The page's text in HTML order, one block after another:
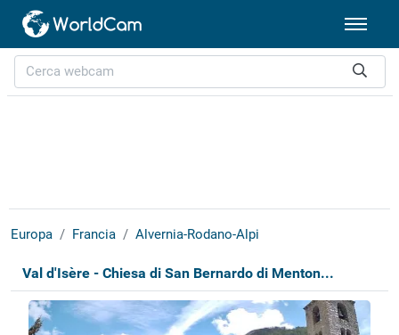
Europa Francia Alvernia-Rodano-Alpi
Val d'Isère - Chiesa di San Bernardo di Menton...